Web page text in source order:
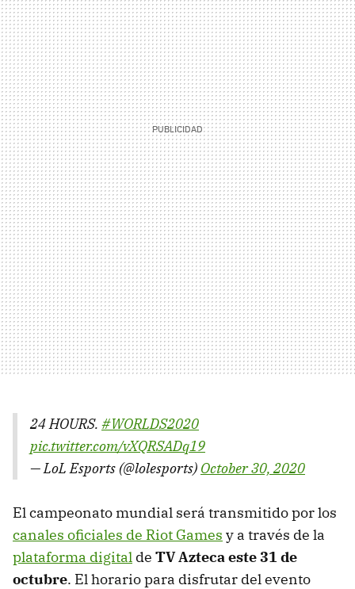
24 HOURS. #WORLDS2020
pic.twitter.com/vXQRSADq19
— LoL Esports (@lolesports) October 30, 2020
El campeonato mundial será transmitido por los
canales oficiales de Riot Games y a través de la
plataforma digital de TV Azteca este 31 de
octubre. El horario para disfrutar del evento